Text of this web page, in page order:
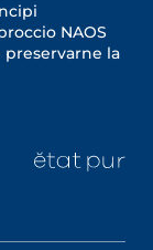
NAOS
preservarne la